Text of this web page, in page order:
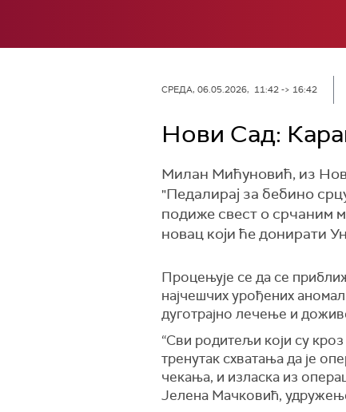
СРЕДА, 06.05.2026, 11:42 -> 16:42
Нови Сад:
Милан Мићуновић, из
"Педалирај за бебино
подиже свест о срчаним
новац који ће донирати
Процењује се да се
најчешчих урођених
дуготрајно лечење и
“Сви родитељи који су
тренутак схватања да је
чекања, и изласка из
Јелена Мачковић,